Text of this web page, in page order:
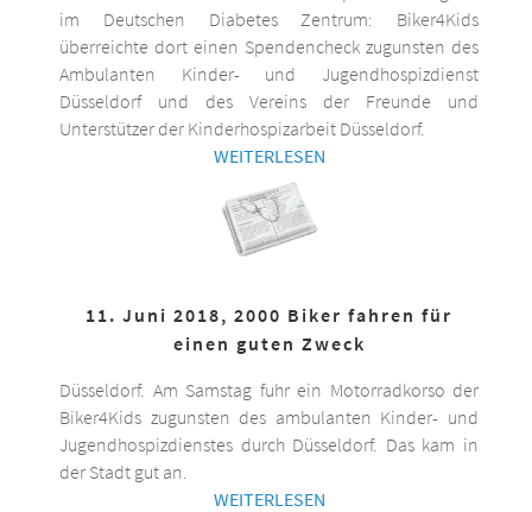
im Deutschen Diabetes Zentrum: Biker4Kids
überreichte dort einen Spendencheck zugunsten des
Ambulanten Kinder- und Jugendhospizdienst
Düsseldorf und des Vereins der Freunde und
Unterstützer der Kinderhospizarbeit Düsseldorf.
WEITERLESEN
11. Juni 2018, 2000 Biker fahren für
einen guten Zweck
Düsseldorf. Am Samstag fuhr ein Motorradkorso der
Biker4Kids zugunsten des ambulanten Kinder- und
Jugendhospizdienstes durch Düsseldorf. Das kam in
der Stadt gut an.
WEITERLESEN